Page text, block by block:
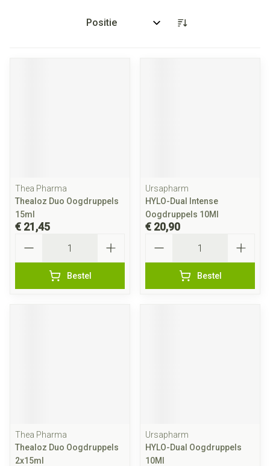
Sorteer op:
Thea Pharma
Thealoz Duo Oogdruppels
15ml
€ 21,45
Bestel
Ursapharm
HYLO-Dual Intense
Oogdruppels 10Ml
€ 20,90
Bestel
Thea Pharma
Thealoz Duo Oogdruppels
2x15ml
Ursapharm
HYLO-Dual Oogdruppels
10Ml